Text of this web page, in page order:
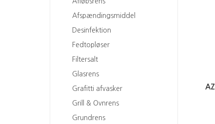
Afspændingsmiddel
Desinfektion
Fedtopløser
Filtersalt
Glasrens
Grafitti afvasker
Grill & Ovnrens
Grundrens